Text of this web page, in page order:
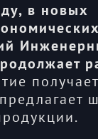
в новых